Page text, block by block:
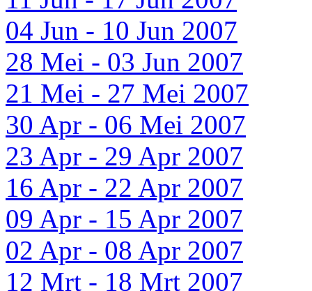
04 Jun - 10 Jun 2007
28 Mei - 03 Jun 2007
21 Mei - 27 Mei 2007
30 Apr - 06 Mei 2007
23 Apr - 29 Apr 2007
16 Apr - 22 Apr 2007
09 Apr - 15 Apr 2007
02 Apr - 08 Apr 2007
12 Mrt - 18 Mrt 2007